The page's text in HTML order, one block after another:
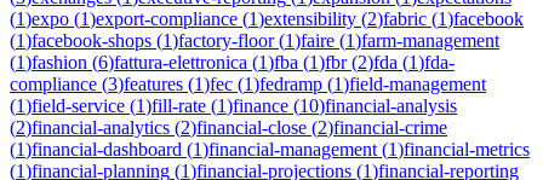
(1)expo (1)export-compliance (1)extensibility (2)fabric (1)facebook
(1)facebook-shops (1)factory-floor(1)faire (1)farm-management
(1)fashion (6)fattura-elettronica (1)fba (1)fbr(2)fda (1)fda-
compliance (3)features (1)fec (1)fedramp (1)field-management
(1)field-service (1)fill-rate (1)finance (10)financial-analysis
(2)financial-analytics (2)financial-close (2)financial-crime
(1)financial-dashboard (1)financial-management (1)financial-metrics
(1)financial-planning (1)financial-projections (1)financial-reporting